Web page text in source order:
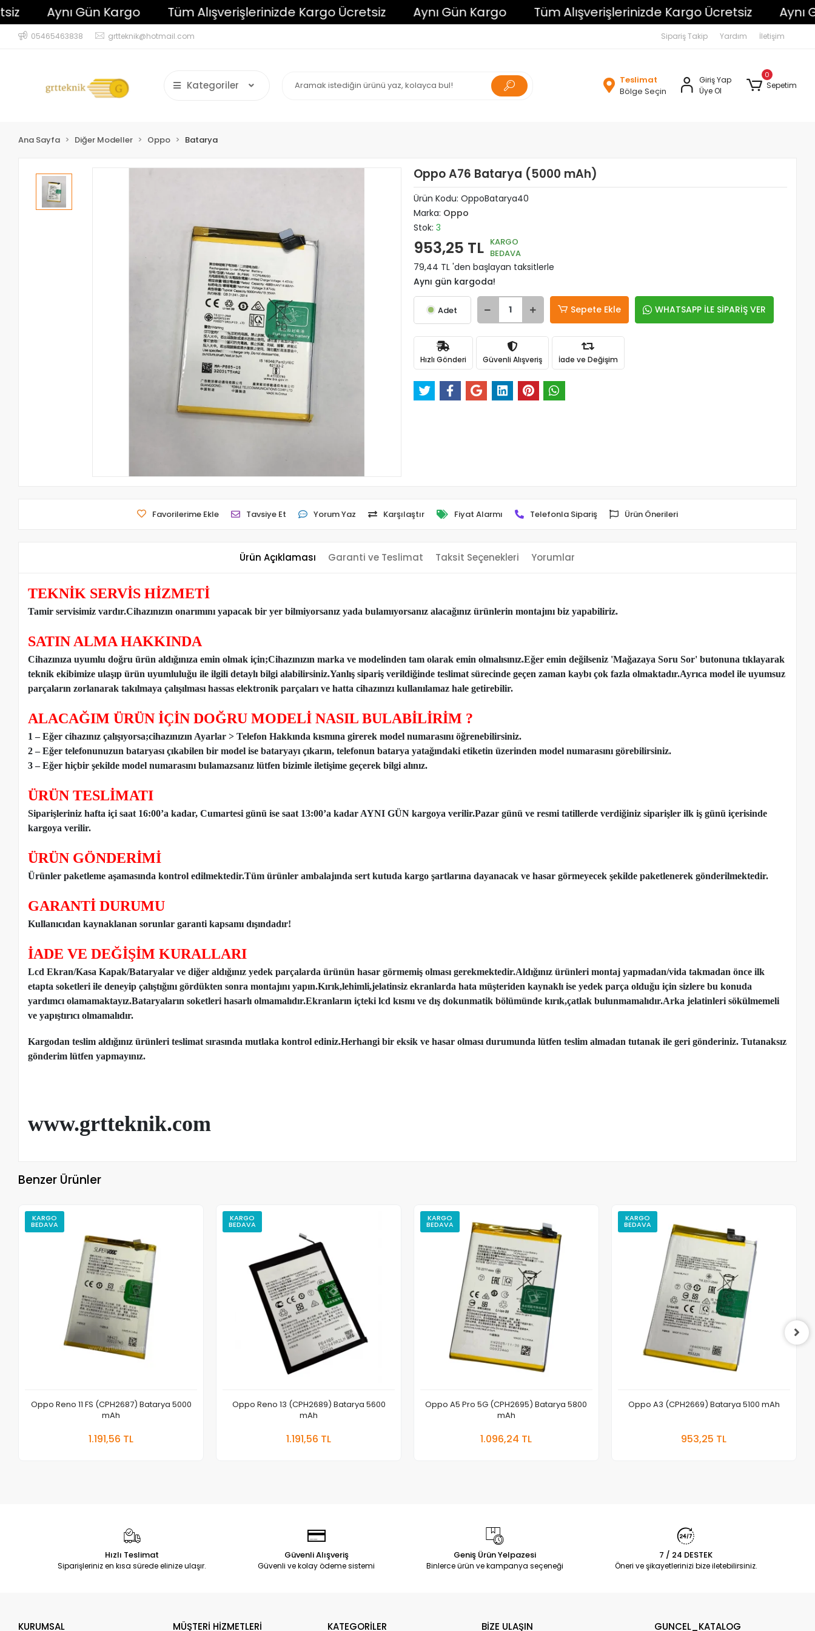
Aynı Gün Kargo Tüm Alışverişlerinizde Kargo Ücretsiz Aynı Gün Kargo Tüm Alışverişlerinizde Kargo Ücretsiz Aynı Gün
05465463838 grtteknik@hotmail.com Sipariş Takip Yardım İletişim
Kategoriler
Teslimat
Bölge Seçin
Giriş Yap
Üye Ol
0
Sepetim
Ana Sayfa Diğer Modeller Oppo Batarya
Oppo A76 Batarya (5000 mAh)
Ürün Kodu: OppoBatarya40
Marka: Oppo
Stok: 3
953,25 TL KARGO
BEDAVA
79,44 TL 'den başlayan taksitlerle
Aynı gün kargoda!
Adet Sepete Ekle WHATSAPP İLE SİPARİŞ VER
Hızlı Gönderi Güvenli Alışveriş İade ve Değişim
Favorilerime Ekle Tavsiye Et Yorum Yaz Karşılaştır Fiyat Alarmı Telefonla Sipariş Ürün Önerileri
Ürün Açıklaması Garanti ve Teslimat Taksit Seçenekleri Yorumlar
TEKNİK SERVİS HİZMETİ
Tamir servisimiz vardır.Cihazınızın onarımını yapacak bir yer bilmiyorsanız yada bulamıyorsanız alacağınız ürünlerin montajını biz yapabiliriz.
SATIN ALMA HAKKINDA
Cihazınıza uyumlu doğru ürün aldığınıza emin olmak için;Cihazınızın marka ve modelinden tam olarak emin olmalısınız.Eğer emin değilseniz 'Mağazaya Soru Sor' butonuna tıklayarak
teknik ekibimize ulaşıp ürün uyumluluğu ile ilgili detaylı bilgi alabilirsiniz.Yanlış sipariş verildiğinde teslimat sürecinde geçen zaman kaybı çok fazla olmaktadır.Ayrıca model ile uyumsuz
parçaların zorlanarak takılmaya çalışılması hassas elektronik parçaları ve hatta cihazınızı kullanılamaz hale getirebilir.
ALACAĞIM ÜRÜN İÇİN DOĞRU MODELİ NASIL BULABİLİRİM ?
1 – Eğer cihazınız çalışıyorsa;cihazınızın Ayarlar > Telefon Hakkında kısmına girerek model numarasını öğrenebilirsiniz.
2 – Eğer telefonunuzun bataryası çıkabilen bir model ise bataryayı çıkarın, telefonun batarya yatağındaki etiketin üzerinden model numarasını görebilirsiniz.
3 – Eğer hiçbir şekilde model numarasını bulamazsanız lütfen bizimle iletişime geçerek bilgi alınız.
ÜRÜN TESLİMATI
Siparişleriniz hafta içi saat 16:00’a kadar, Cumartesi günü ise saat 13:00’a kadar AYNI GÜN kargoya verilir.Pazar günü ve resmi tatillerde verdiğiniz siparişler ilk iş günü içerisinde
kargoya verilir.
ÜRÜN GÖNDERİMİ
Ürünler paketleme aşamasında kontrol edilmektedir.Tüm ürünler ambalajında sert kutuda kargo şartlarına dayanacak ve hasar görmeyecek şekilde paketlenerek gönderilmektedir.
GARANTİ DURUMU
Kullanıcıdan kaynaklanan sorunlar garanti kapsamı dışındadır!
İADE VE DEĞİŞİM KURALLARI
Lcd Ekran/Kasa Kapak/Bataryalar ve diğer aldığınız yedek parçalarda ürünün hasar görmemiş olması gerekmektedir.Aldığınız ürünleri montaj yapmadan/vida takmadan önce ilk
etapta soketleri ile deneyip çalıştığını gördükten sonra montajını yapın.Kırık,lehimli,jelatinsiz ekranlarda hata müşteriden kaynaklı ise yedek parça olduğu için sizlere bu konuda
yardımcı olamamaktayız.Bataryaların soketleri hasarlı olmamalıdır.Ekranların içteki lcd kısmı ve dış dokunmatik bölümünde kırık,çatlak bulunmamalıdır.Arka jelatinleri sökülmemeli
ve yapıştırıcı olmamalıdır.
Kargodan teslim aldığınız ürünleri teslimat sırasında mutlaka kontrol ediniz.Herhangi bir eksik ve hasar olması durumunda lütfen teslim almadan tutanak ile geri gönderiniz. Tutanaksız
gönderim lütfen yapmayınız.
www.grtteknik.com
Benzer Ürünler
KARGO
BEDAVA
Oppo Reno 11 FS (CPH2687) Batarya 5000
mAh
1.191,56 TL
KARGO
BEDAVA
Oppo Reno 13 (CPH2689) Batarya 5600
mAh
1.191,56 TL
KARGO
BEDAVA
Oppo A5 Pro 5G (CPH2695) Batarya 5800
mAh
1.096,24 TL
KARGO
BEDAVA
Oppo A3 (CPH2669) Batarya 5100 mAh
953,25 TL
Hızlı Teslimat
Siparişleriniz en kısa sürede elinize ulaşır.
Güvenli Alışveriş
Güvenli ve kolay ödeme sistemi
Geniş Ürün Yelpazesi
Binlerce ürün ve kampanya seçeneği
7 / 24 DESTEK
Öneri ve şikayetlerinizi bize iletebilirsiniz.
KURUMSAL MÜŞTERİ HİZMETLERİ KATEGORİLER BİZE ULAŞIN GUNCEL_KATALOG